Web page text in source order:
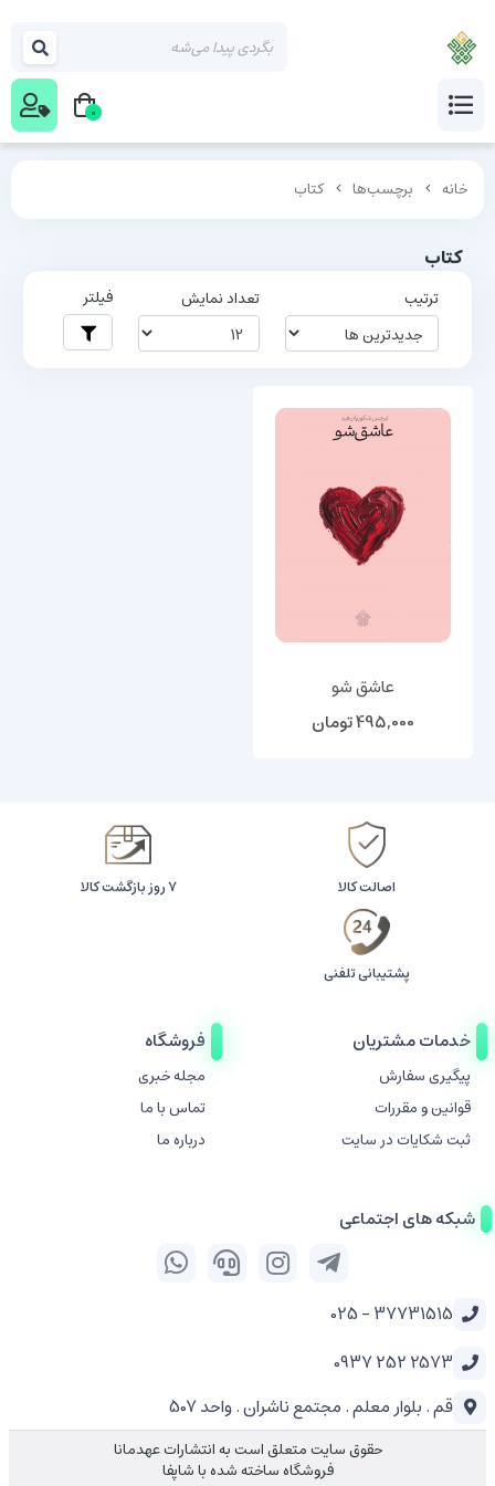
خانه برچسب‌ها کتاب
کتاب
ترتیب تعداد نمایش فیلتر
عاشق شو
495,000تومان
اصالت کالا ۷ روز بازگشت کالا
پشتیبانی تلفنی
خدمات مشتریان
پیگیری سفارش
قوانین و مقررات
ثبت شکایات در سایت
فروشگاه
مجله خبری
تماس با ما
درباره ما
شبکه های اجتماعی
37731515 - 025
2573 252 0937
قم . بلوار معلم . مجتمع ناشران . واحد 507
حقوق سایت متعلق است به انتشارات عهدمانا
فروشگاه ساخته شده با شاپفا
0